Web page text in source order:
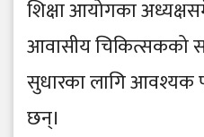
शिक्षा आयोगका
आवासीय चिकित्सकको
सुधारका लागि आवश्यक
छन्।